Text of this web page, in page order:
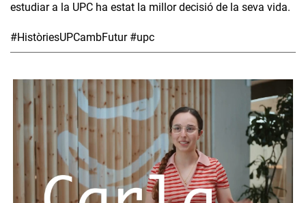
estudiar a la UPC ha estat la millor decisió de la seva vida.
#HistòriesUPCambFutur #upc